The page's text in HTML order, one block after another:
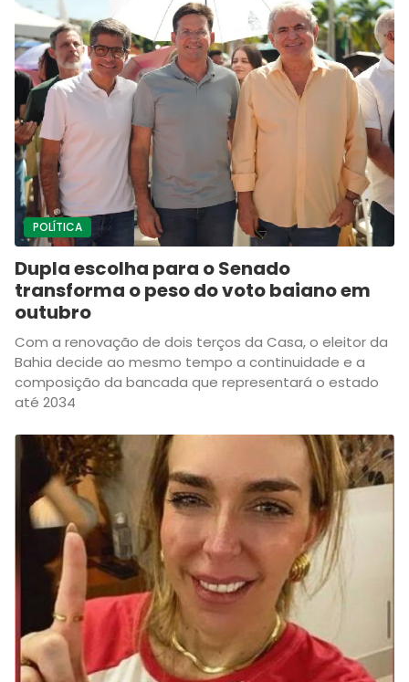
POLÍTICA
Dupla escolha para o Senado
transforma o peso do voto baiano em
outubro
Com a renovação de dois terços da Casa, o eleitor da
Bahia decide ao mesmo tempo a continuidade e a
composição da bancada que representará o estado
até 2034